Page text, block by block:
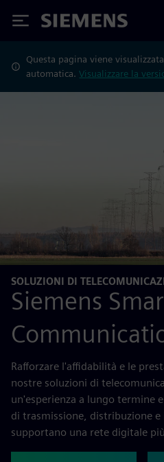
Siemens
Questa pagina viene
automatica.Visualizzare la
SOLUZIONI DI
Siemens
Rafforzare l'affidabilità e le
nostre soluzioni di
un'esperienza a lungo termine
di trasmissione, distribuzione
supportano una rete digitale